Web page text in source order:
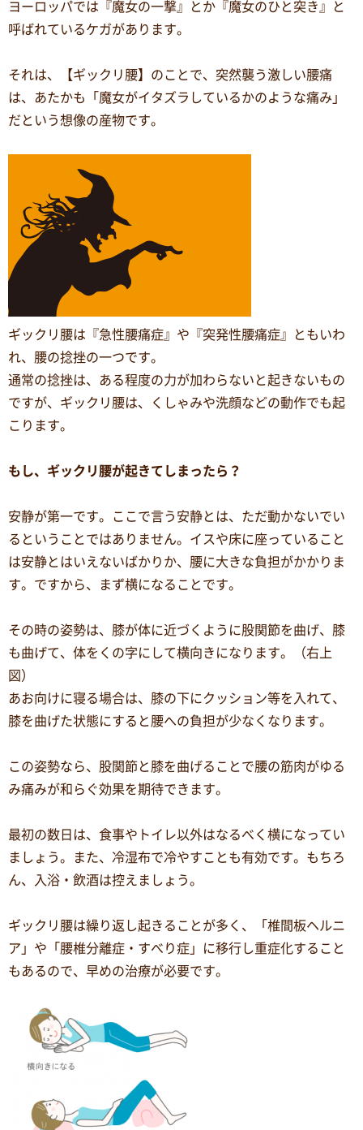
ヨーロッパでは『魔女の一撃』とか『魔女のひと突き』と
呼ばれているケガがあります。
それは、【ギックリ腰】のことで、突然襲う激しい腰痛
は、あたかも「魔女がイタズラしているかのような痛み」
だという想像の産物です。
ギックリ腰は『急性腰痛症』や『突発性腰痛症』ともいわ
れ、腰の捻挫の一つです。
通常の捻挫は、ある程度の力が加わらないと起きないもの
ですが、ギックリ腰は、くしゃみや洗顔などの動作でも起
こります。
もし、ギックリ腰が起きてしまったら？
安静が第一です。ここで言う安静とは、ただ動かないでい
るということではありません。イスや床に座っていること
は安静とはいえないばかりか、腰に大きな負担がかかりま
す。ですから、まず横になることです。
その時の姿勢は、膝が体に近づくように股関節を曲げ、膝
も曲げて、体をくの字にして横向きになります。（右上
図）
あお向けに寝る場合は、膝の下にクッション等を入れて、
膝を曲げた状態にすると腰への負担が少なくなります。
この姿勢なら、股関節と膝を曲げることで腰の筋肉がゆる
み痛みが和らぐ効果を期待できます。
最初の数日は、食事やトイレ以外はなるべく横になってい
ましょう。また、冷湿布で冷やすことも有効です。もちろ
ん、入浴・飲酒は控えましょう。
ギックリ腰は繰り返し起きることが多く、「椎間板ヘルニ
ア」や「腰椎分離症・すべり症」に移行し重症化すること
もあるので、早めの治療が必要です。